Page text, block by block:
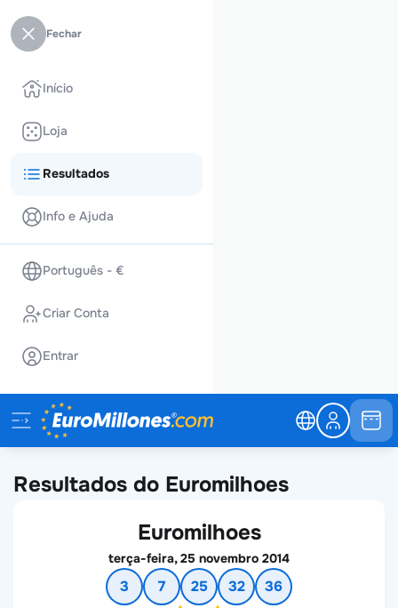
Fechar
Início
Loja
Resultados
Info e Ajuda
Português - €
Criar Conta
Entrar
Resultados do Euromilhoes
Euromilhoes
terça-feira, 25 novembro 2014
3 7 25 32
36